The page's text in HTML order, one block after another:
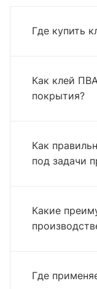
Где купить
Как клей
покрытия?
Как
под задачи
Какие
Где